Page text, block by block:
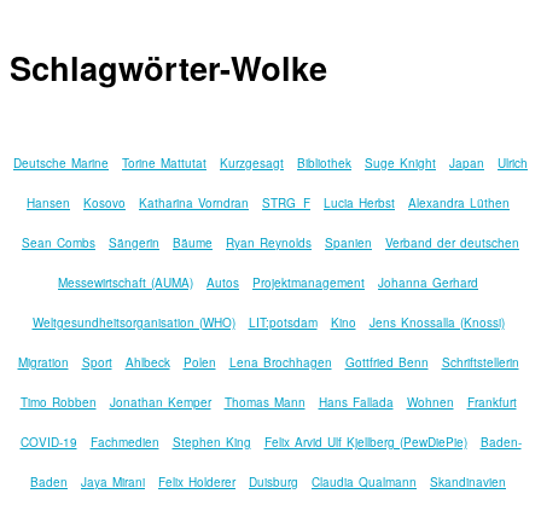
Schlagwörter-Wolke
Deutsche Marine Torine Mattutat Kurzgesagt Bibliothek Suge Knight Japan Ulrich
Hansen Kosovo Katharina Vorndran STRG_F Lucia Herbst Alexandra Lüthen
Sean Combs Sängerin Bäume Ryan Reynolds Spanien Verband der deutschen
Messewirtschaft (AUMA) Autos Projektmanagement Johanna Gerhard
Weltgesundheitsorganisation (WHO) LIT:potsdam Kino Jens Knossalla (Knossi)
Migration Sport Ahlbeck Polen Lena Brochhagen Gottfried Benn Schriftstellerin
Timo Robben Jonathan Kemper Thomas Mann Hans Fallada Wohnen Frankfurt
COVID-19 Fachmedien Stephen King Felix Arvid Ulf Kjellberg (PewDiePie) Baden-
Baden Jaya Mirani Felix Holderer Duisburg Claudia Qualmann Skandinavien